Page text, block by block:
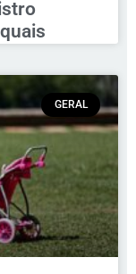
GERAL